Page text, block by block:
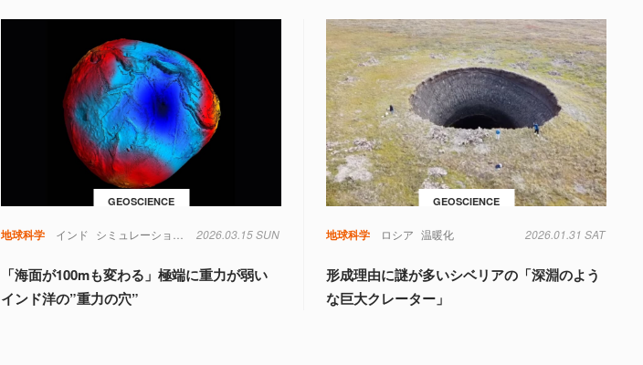
GEOSCIENCE
地球科学 インド シミュレーション 地球 物理学 重力
2026.03.15 SUN
「海面が100mも変わる」極端に重力が弱い
インド洋の”重力の穴”
GEOSCIENCE
地球科学 ロシア 温暖化 2026.01.31 SAT
形成理由に謎が多いシベリアの「深淵のよう
な巨大クレーター」